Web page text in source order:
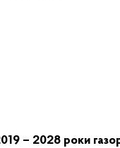
– 2028 роки